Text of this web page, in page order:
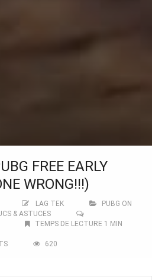
FREE EARLY
WRONG!!!)
LAG TEK
PUBG ON
& ASTUCES
TEMPS DE LECTURE 1 MIN
620